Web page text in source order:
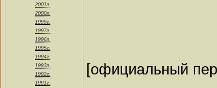
2001г.
2000г.
1999г.
1997г.
1996г.
1995г.
1994г.
1993г.
1992г.
1991г.
[официальный